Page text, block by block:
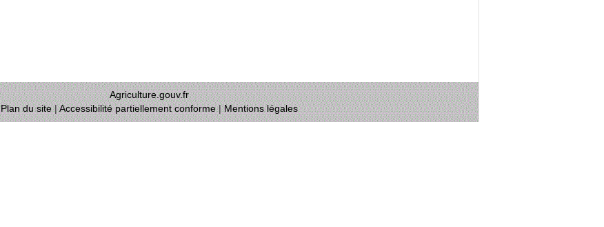
Agriculture.gouv.fr
Plan du site|Accessibilité partiellement conforme|Mentions légales